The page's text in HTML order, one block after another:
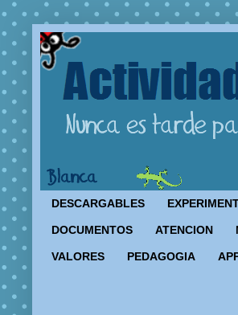
DESCARGABLES
DOCUMENTOS ATENCION
VALORES PEDAGOGIA